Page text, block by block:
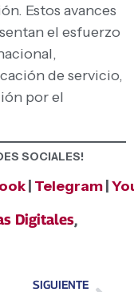
Estos avances
el esfuerzo
de servicio,
por el
SOCIALES!
Telegram
Digitales,
SIGUIENTE